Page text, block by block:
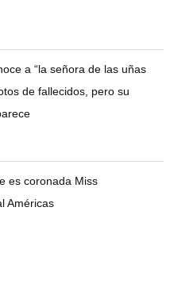
a “la señora de las uñas
de fallecidos, pero su
es coronada Miss
Américas